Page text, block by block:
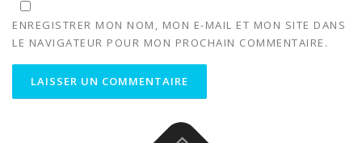
ENREGISTRER MON NOM, MON E-MAIL ET MON SITE DANS
LE NAVIGATEUR POUR MON PROCHAIN COMMENTAIRE.